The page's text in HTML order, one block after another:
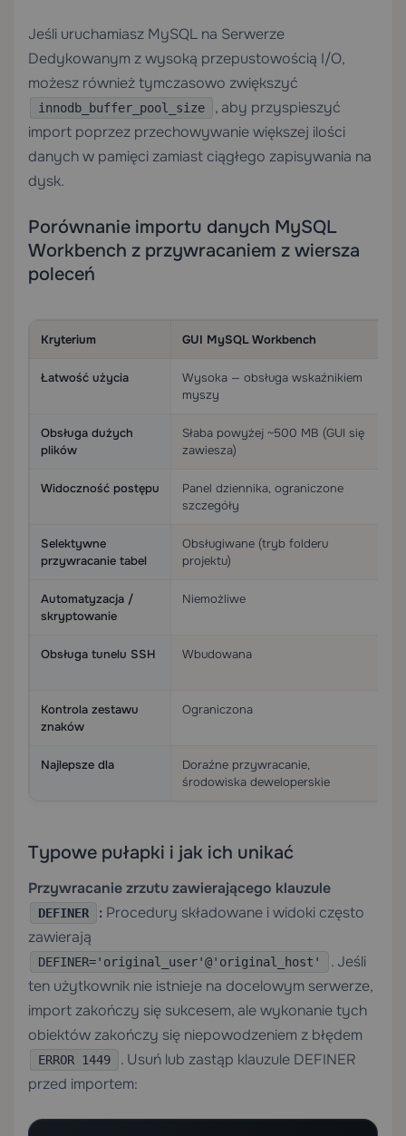
Jeśli uruchamiasz MySQL na Serwerze
Dedykowanym z wysoką przepustowością I/O,
możesz również tymczasowo zwiększyć
innodb_buffer_pool_size
, aby przyspieszyć
import poprzez przechowywanie większej ilości
danych w pamięci zamiast ciągłego zapisywania na
dysk.
Porównanie importu danych MySQL
Workbench z przywracaniem z wiersza
poleceń
Kryterium GUI MySQL Workbench
Łatwość użycia
Wysoka — obsługa wskaźnikiem
myszy
Obsługa dużych
plików
Słaba powyżej ~500 MB (GUI się
zawiesza)
Widoczność postępu
Panel dziennika, ograniczone
szczegóły
Selektywne
przywracanie tabel
Obsługiwane (tryb folderu
projektu)
Automatyzacja /
skryptowanie
Niemożliwe
Obsługa tunelu SSH Wbudowana
Kontrola zestawu
znaków
Ograniczona
Najlepsze dla
Doraźne przywracanie,
środowiska deweloperskie
Typowe pułapki i jak ich unikać
Przywracanie zrzutu zawierającego klauzule
DEFINER : Procedury składowane i widoki często
zawierają
DEFINER='original_user'@'original_host'
. Jeśli
ten użytkownik nie istnieje na docelowym serwerze,
import zakończy się sukcesem, ale wykonanie tych
obiektów zakończy się niepowodzeniem z błędem
ERROR 1449
. Usuń lub zastąp klauzule DEFINER
przed importem: